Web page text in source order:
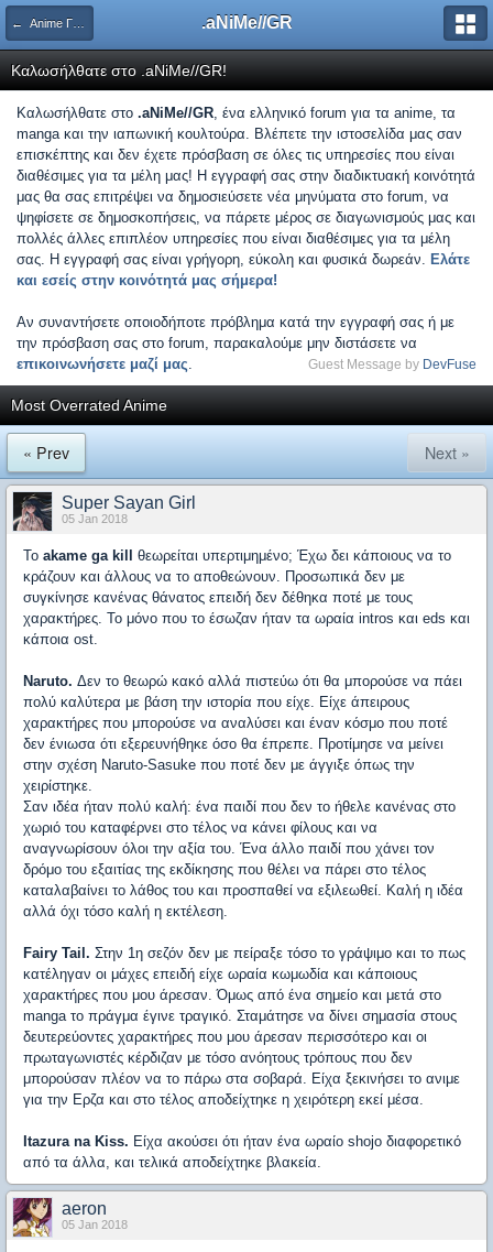
← Anime Γενικά .aNiMe//GR
Καλωσήλθατε στο .aNiMe//GR!
Καλωσήλθατε στο .aNiMe//GR, ένα ελληνικό forum για τα anime, τα
manga και την ιαπωνική κουλτούρα. Βλέπετε την ιστοσελίδα μας σαν
επισκέπτης και δεν έχετε πρόσβαση σε όλες τις υπηρεσίες που είναι
διαθέσιμες για τα μέλη μας! Η εγγραφή σας στην διαδικτυακή κοινότητά
μας θα σας επιτρέψει να δημοσιεύσετε νέα μηνύματα στο forum, να
ψηφίσετε σε δημοσκοπήσεις, να πάρετε μέρος σε διαγωνισμούς μας και
πολλές άλλες επιπλέον υπηρεσίες που είναι διαθέσιμες για τα μέλη
σας. Η εγγραφή σας είναι γρήγορη, εύκολη και φυσικά δωρεάν. Ελάτε
και εσείς στην κοινότητά μας σήμερα!
Αν συναντήσετε οποιοδήποτε πρόβλημα κατά την εγγραφή σας ή με
την πρόσβαση σας στο forum, παρακαλούμε μην διστάσετε να
επικοινωνήσετε μαζί μας. Guest Message by DevFuse
Most Overrated Anime
« Prev Next »
Super Sayan Girl
05 Jan 2018
Το akame ga kill
θεωρείται υπερτιμημένο; Έχω δει κάποιους να το
κράζουν και άλλους να το αποθεώνουν. Προσωπικά δεν με
συγκίνησε κανένας θάνατος επειδή δεν δέθηκα ποτέ με τους
χαρακτήρες. Το μόνο που το έσωζαν ήταν τα ωραία intros και eds και
κάποια ost.
Naruto. Δεν το θεωρώ κακό αλλά πιστεύω ότι θα μπορούσε να πάει
πολύ καλύτερα με βάση την ιστορία που είχε. Είχε άπειρους
χαρακτήρες που μπορούσε να αναλύσει και έναν κόσμο που ποτέ
δεν ένιωσα ότι εξερευνήθηκε όσο θα έπρεπε. Προτίμησε να μείνει
στην σχέση Naruto-Sasuke που ποτέ δεν με άγγιξε όπως την
χειρίστηκε.
Σαν ιδέα ήταν πολύ καλή: ένα παιδί που δεν το ήθελε κανένας στο
χωριό του καταφέρνει στο τέλος να κάνει φίλους και να
αναγνωρίσουν όλοι την αξία του. Ένα άλλο παιδί που χάνει τον
δρόμο του εξαιτίας της εκδίκησης που θέλει να πάρει στο τέλος
καταλαβαίνει το λάθος του και προσπαθεί να εξιλεωθεί. Καλή η ιδέα
αλλά όχι τόσο καλή η εκτέλεση.
Fairy Tail. Στην 1η σεζόν δεν με πείραξε τόσο το γράψιμο και το πως
κατέληγαν οι μάχες επειδή είχε ωραία κωμωδία και κάποιους
χαρακτήρες που μου άρεσαν. Όμως από ένα σημείο και μετά στο
manga το πράγμα έγινε τραγικό. Σταμάτησε να δίνει σημασία στους
δευτερεύοντες χαρακτήρες που μου άρεσαν περισσότερο και οι
πρωταγωνιστές κέρδιζαν με τόσο ανόητους τρόπους που δεν
μπορούσαν πλέον να το πάρω στα σοβαρά. Είχα ξεκινήσει το ανιμε
για την Ερζα και στο τέλος αποδείχτηκε η χειρότερη εκεί μέσα.
Itazura na Kiss. Είχα ακούσει ότι ήταν ένα ωραίο shojo διαφορετικό
από τα άλλα, και τελικά αποδείχτηκε βλακεία.
aeron
05 Jan 2018